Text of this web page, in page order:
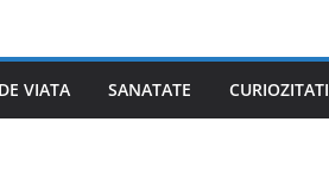
VIATA SANATATE CURIOZITATI